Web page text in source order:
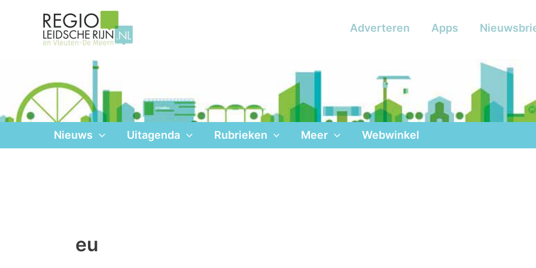
Adverteren Apps
Nieuws Uitagenda Rubrieken Meer Webwinkel
eu